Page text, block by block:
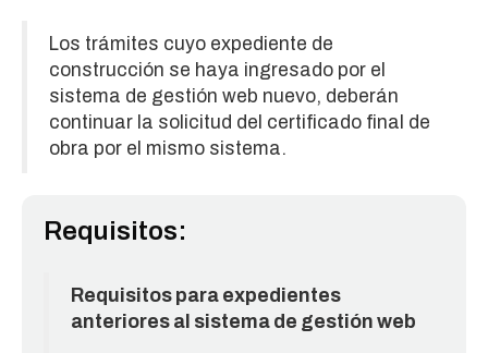
Los trámites cuyo expediente de
construcción se haya ingresado por el
sistema de gestión web nuevo, deberán
continuar la solicitud del certificado final de
obra por el mismo sistema.
Requisitos:
Requisitos para expedientes
anteriores al sistema de gestión web